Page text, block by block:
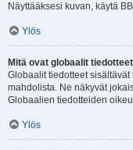
Näyttääksesi kuvan, käytä
Ylös
Mitä ovat globaalit
Globaalit tiedotteet
mahdolista. Ne näkyvät
Globaalien tiedotteiden
Ylös